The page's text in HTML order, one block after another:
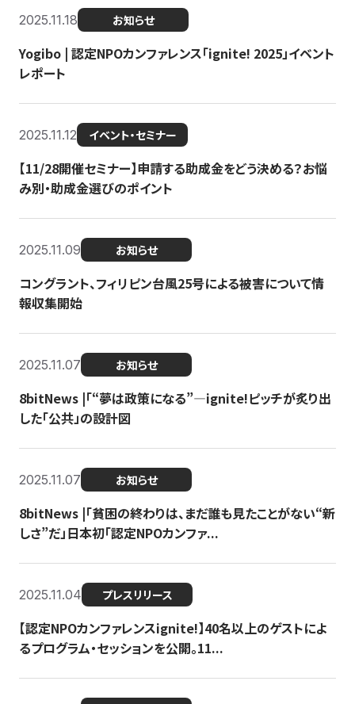
2025.11.18 お知らせ
Yogibo | 認定NPOカンファレンス「ignite! 2025」イベント
レポート
2025.11.12 イベント・セミナー
【11/28開催セミナー】申請する助成金をどう決める？お悩
み別・助成金選びのポイント
2025.11.09 お知らせ
コングラント、フィリピン台風25号による被害について情
報収集開始
2025.11.07 お知らせ
8bitNews |「“夢は政策になる”—ignite!ピッチが炙り出
した「公共」の設計図
2025.11.07 お知らせ
8bitNews |「貧困の終わりは、まだ誰も見たことがない“新
しさ”だ」日本初「認定NPOカンファ...
2025.11.04 プレスリリース
【認定NPOカンファレンスignite!】40名以上のゲストによ
るプログラム・セッションを公開。11...